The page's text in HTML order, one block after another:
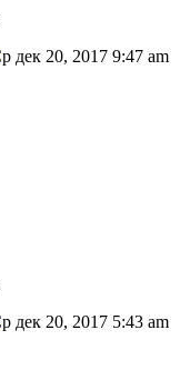
дек 20, 2017 9:47 am
дек 20, 2017 5:43 am